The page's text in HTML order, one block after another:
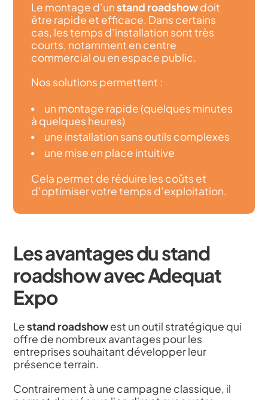
Le montage d’unstand roadshowdoit
être rapide et efficace. Dans certains
cas, les temps d’installation sont très
courts, notamment en centre
commercial ou en espace public.
Nos solutions permettent :
un montage rapide (quelques minutes
à quelques heures)
une installation sans outils complexes
une mise en place intuitive
Cela permet de réduire les coûts et
d’optimiser votre temps d’exploitation.
Les avantages du stand
roadshow avec Adequat
Expo
Lestand roadshowest un outil stratégique qui
offre de nombreux avantages pour les
entreprises souhaitant développer leur
présence terrain.
Contrairement à une campagne classique, il